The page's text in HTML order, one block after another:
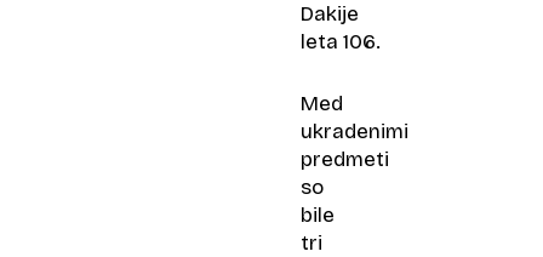
Dakije
leta 106.
Med
ukradenimi
predmeti
so
bile
tri